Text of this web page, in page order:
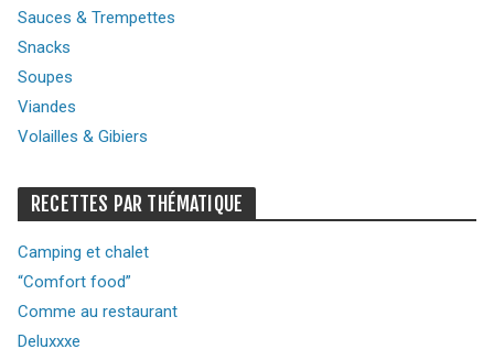
Sauces & Trempettes
Snacks
Soupes
Viandes
Volailles & Gibiers
RECETTES PAR THÉMATIQUE
Camping et chalet
“Comfort food”
Comme au restaurant
Deluxxxe